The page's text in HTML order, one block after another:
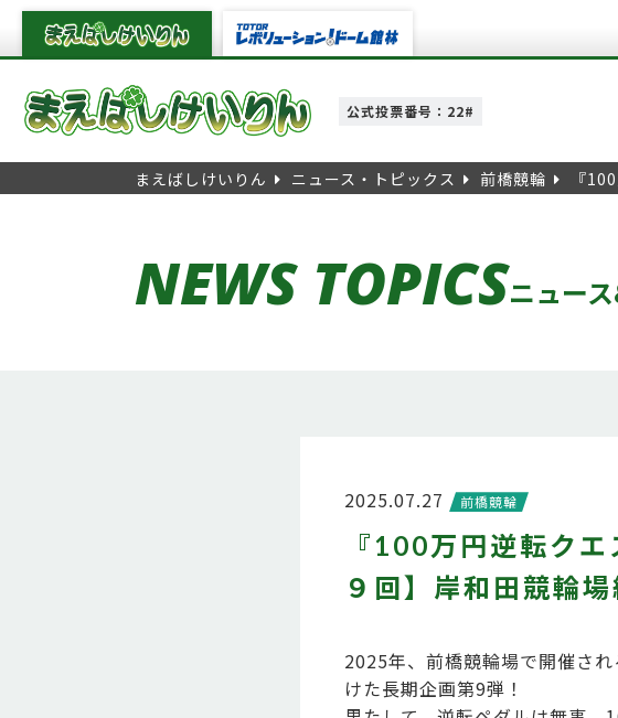
公式投票番号：22#
まえばしけいりん ニュース・トピックス 前橋競輪 『
NEWS TOPICSニュー
2025.07.27 前橋競輪
『100万円逆転ク
９回】岸和田競輪
2025年、前橋競輪場で開催さ
けた長期企画第9弾！